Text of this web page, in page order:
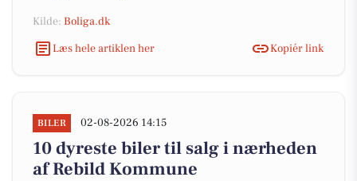
Kilde: Boliga.dk
Læs hele artiklen her
Kopiér link
BILER 02-08-2026 14:15
10 dyreste biler til salg i nærheden
af Rebild Kommune